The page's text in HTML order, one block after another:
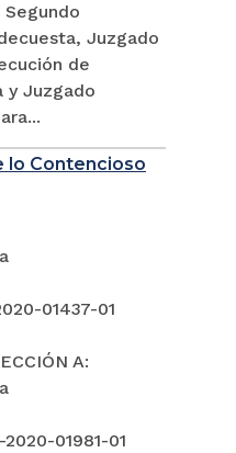
Juzgado
de
y Juzgado
lo Contencioso
01437-01
A:
01981-01